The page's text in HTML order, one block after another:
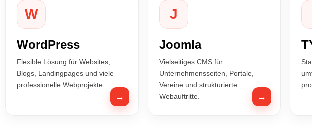
W
WordPress
Flexible Lösung für Websites,
Blogs, Landingpages und viele
professionelle Webprojekte.
→
J
Joomla
Vielseitiges CMS für
Unternehmensseiten, Portale,
Vereine und strukturierte
Webauftritte.
→